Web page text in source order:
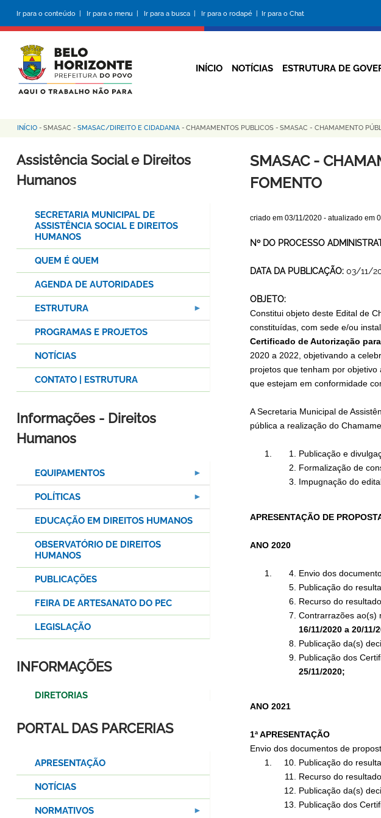
conteúdo
principal
Ir para o conteúdo | Ir para o menu | Ir para a busca | Ir para o rodapé | Ir para o Chat
da
INÍCIO NOTÍCIAS ESTRUTURA DE
Trilha
de
navegação
INÍCIO - SMASAC - SMASAC/DIREITO E CIDADANIA - CHAMAMENTOS PUBLICOS - SMASAC - CHAMAMENTO
SMASAC -
FOMENTO
criado em 03/11/2020- atualizado em
Nº DO PROCESSO
DATA DA PUBLICAÇÃO: 03/11/
OBJETO:
Constitui objeto deste Edital de
constituídas, com sede e/ou
Certificado de Autorização
2020 a 2022, objetivando a
projetos que tenham por
que estejam em conformidade
A Secretaria Municipal de
pública a realização do
Publicação e
Formalização de
Impugnação do
APRESENTAÇÃO DE
ANO 2020
Envio dos
Publicação do
Recurso do
Contrarrazões ao(s)
16/11/2020 a 20/11/
Publicação da(s)
Publicação dos
25/11/2020;
ANO 2021
1ª APRESENTAÇÃO
Envio dos documentos de
Publicação do
Recurso do
Publicação da(s)
Publicação dos
Assistência Social e Direitos
Humanos
SECRETARIA MUNICIPAL DE
ASSISTÊNCIA SOCIAL E DIREITOS
HUMANOS
QUEM É QUEM
AGENDA DE AUTORIDADES
ESTRUTURA
PROGRAMAS E PROJETOS
NOTÍCIAS
CONTATO | ESTRUTURA
Informações - Direitos
Humanos
EQUIPAMENTOS
POLÍTICAS
EDUCAÇÃO EM DIREITOS HUMANOS
OBSERVATÓRIO DE DIREITOS
HUMANOS
PUBLICAÇÕES
FEIRA DE ARTESANATO DO PEC
LEGISLAÇÃO
INFORMAÇÕES
DIRETORIAS
PORTAL DAS PARCERIAS
APRESENTAÇÃO
NOTÍCIAS
NORMATIVOS